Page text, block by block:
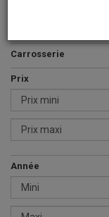
Carrosserie
Prix
Année